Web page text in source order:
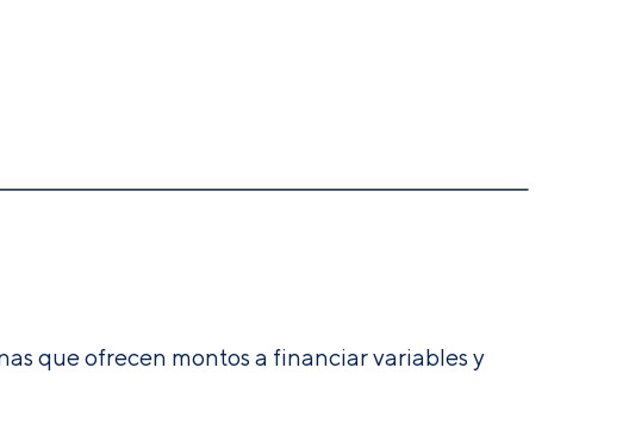
que ofrecen montos a financiar variables y